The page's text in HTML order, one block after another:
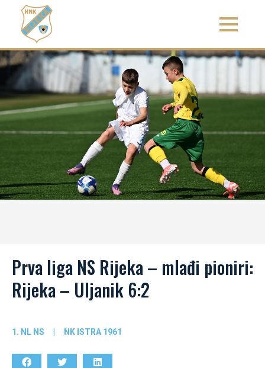
Prva liga NS Rijeka – mlađi pioniri:
Rijeka – Uljanik 6:2
1. NL NS | NK ISTRA 1961